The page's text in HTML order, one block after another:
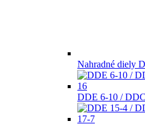
Nahradné diely
DDE 6-10 /